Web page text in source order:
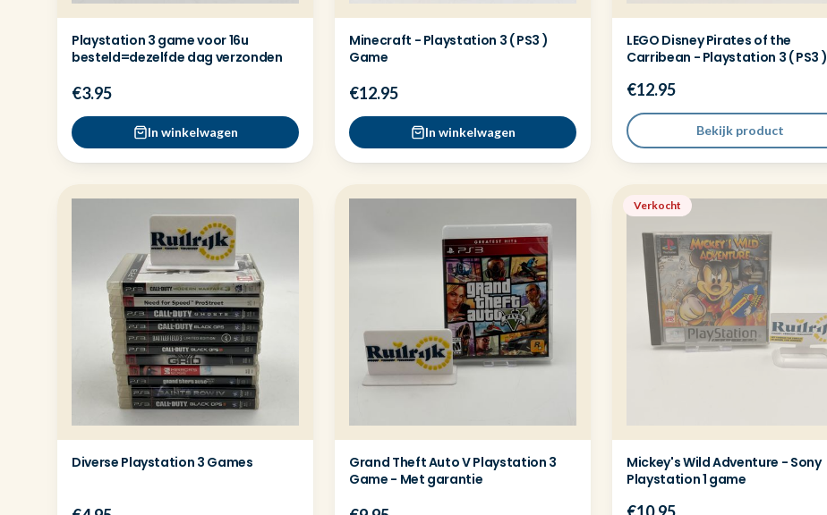
Playstation 3 game voor 16u
besteld=dezelfde dag verzonden
€3.95
In winkelwagen
Minecraft - Playstation 3 ( PS3 )
Game
€12.95
In winkelwagen
LEGO Disney Pirates of the
Carribean - Playstation 3 ( PS3 )
€12.95
Bekijk product
Diverse Playstation 3 Games
Grand Theft Auto V Playstation 3
Game - Met garantie
Verkocht
Mickey's Wild Adventure - Sony
Playstation 1 game